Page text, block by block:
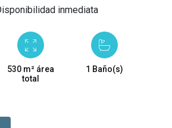
inmediata
530 m² área
total
1 Baño(s)